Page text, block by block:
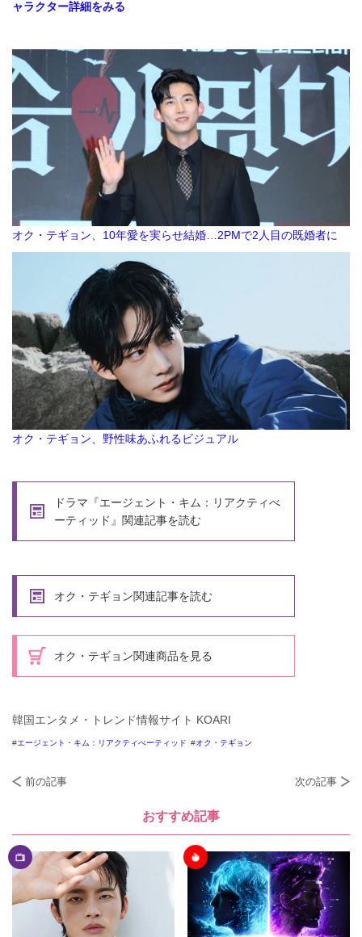
ャラクター詳細をみる
オク・テギョン、10年愛を実らせ結婚…2PMで2人目の既婚者に
オク・テギョン、野性味あふれるビジュアル
ドラマ『エージェント・キム：リアクティべ
ーティッド』関連記事を読む
オク・テギョン関連記事を読む
オク・テギョン関連商品を見る
韓国エンタメ・トレンド情報サイト KOARI
エージェント・キム：リアクティべーティッド オク・テギョン
前の記事 次の記事
おすすめ記事